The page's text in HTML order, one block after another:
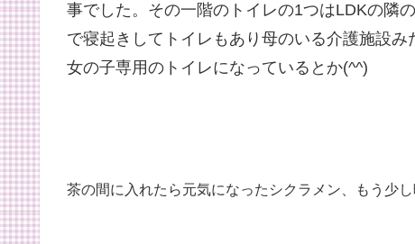
事でした。その一階のトイレの1つはLDKの隣
で寝起きしてトイレもあり母のいる介護施設
女の子専用のトイレになっているとか(^^)
茶の間に入れたら元気になったシクラメン、もう少